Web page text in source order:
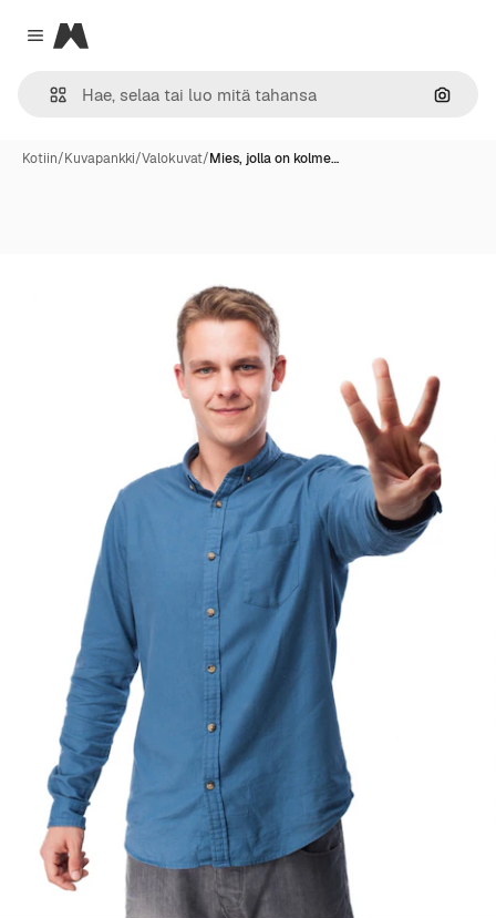
Close menu
Magnific
Hae
Kotiin/Kuvapankki/Valokuvat/Mies, jolla on kolme…